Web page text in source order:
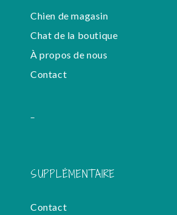
Chien de magasin
Chat de la boutique
À propos de nous
Contact
-
SUPPLÉMENTAIRE
Contact